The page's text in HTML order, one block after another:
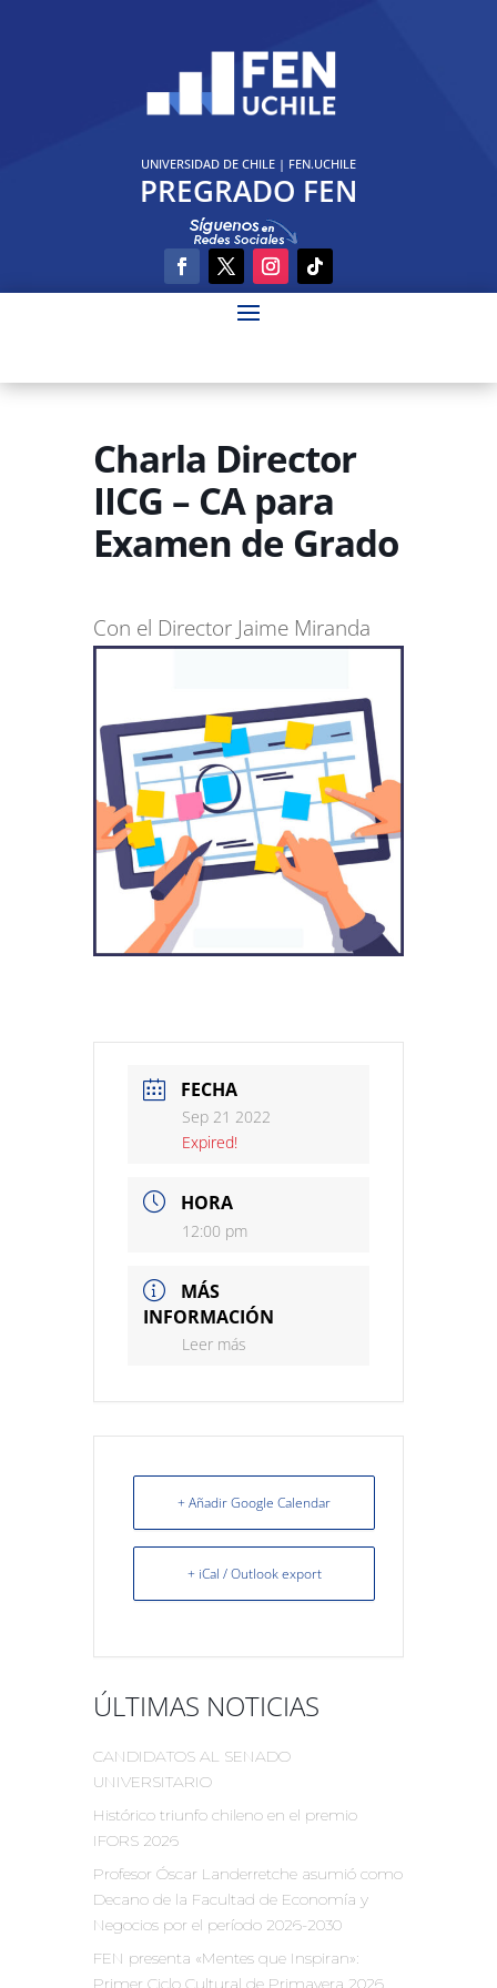
UNIVERSIDAD DE CHILE| FEN.UCHILE
PREGRADO FEN
Charla Director
IICG – CA para
Examen de Grado
Con el Director Jaime Miranda
FECHA
Sep 21 2022
Expired!
HORA
12:00 pm
MÁS
INFORMACIÓN
Leer más
+ Añadir Google Calendar
+ iCal / Outlook export
ÚLTIMAS NOTICIAS
CANDIDATOS AL SENADO
UNIVERSITARIO
Histórico triunfo chileno en el premio
IFORS 2026
Profesor Óscar Landerretche asumió como
Decano de la Facultad de Economía y
Negocios por el período 2026-2030
FEN presenta «Mentes que Inspiran»:
Primer Ciclo Cultural de Primavera 2026